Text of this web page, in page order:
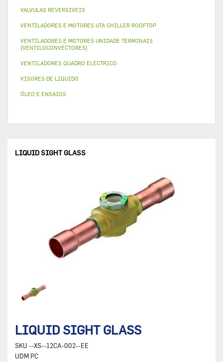
VALVULAS REVERSIVEIS
VENTILADORES E MOTORES UTA CHILLER ROOFTOP
VENTILADORES E MOTORES UNIDADE TERMINAIS
(VENTILOCONVECTORES)
VENTILADORES QUADRO ELECTRICO
VISORES DE LIQUIDO
ÓLEO E ENSAIOS
LIQUID SIGHT GLASS
LIQUID SIGHT GLASS
SKU --XS--12CA-002--EE
UDM PC